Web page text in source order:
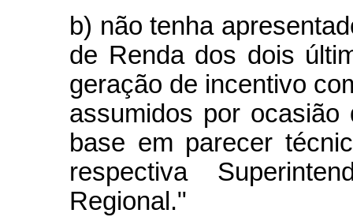
b) não tenha
de Renda dos dois
geração de incentivo
assumidos por
base em parecer
respectiva
Regional."